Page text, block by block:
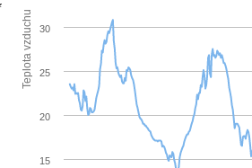
Teplota vzduchu
15
20
25
30